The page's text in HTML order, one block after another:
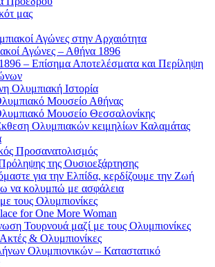
μας
Αγώνες στην Αρχαιότητα
Αγώνες – Αθήνα 1896
– Επίσημα Αποτελέσματα και Περίληψη
Ολυμπιακή Ιστορία
Μουσείο Αθήνας
Μουσείο Θεσσαλονίκης
Ολυμπιακών κειμηλίων Καλαμάτας
Προσανατολισμός
της Ουσιοεξάρτησης
για την Ελπίδα, κερδίζουμε την Ζωή
να κολυμπώ με ασφάλεια
τους Ολυμπιονίκες
for One More Woman
Τουρνουά μαζί με τους Ολυμπιονίκες
& Ολυμπιονίκες
Ολυμπιονικών – Καταστατικό